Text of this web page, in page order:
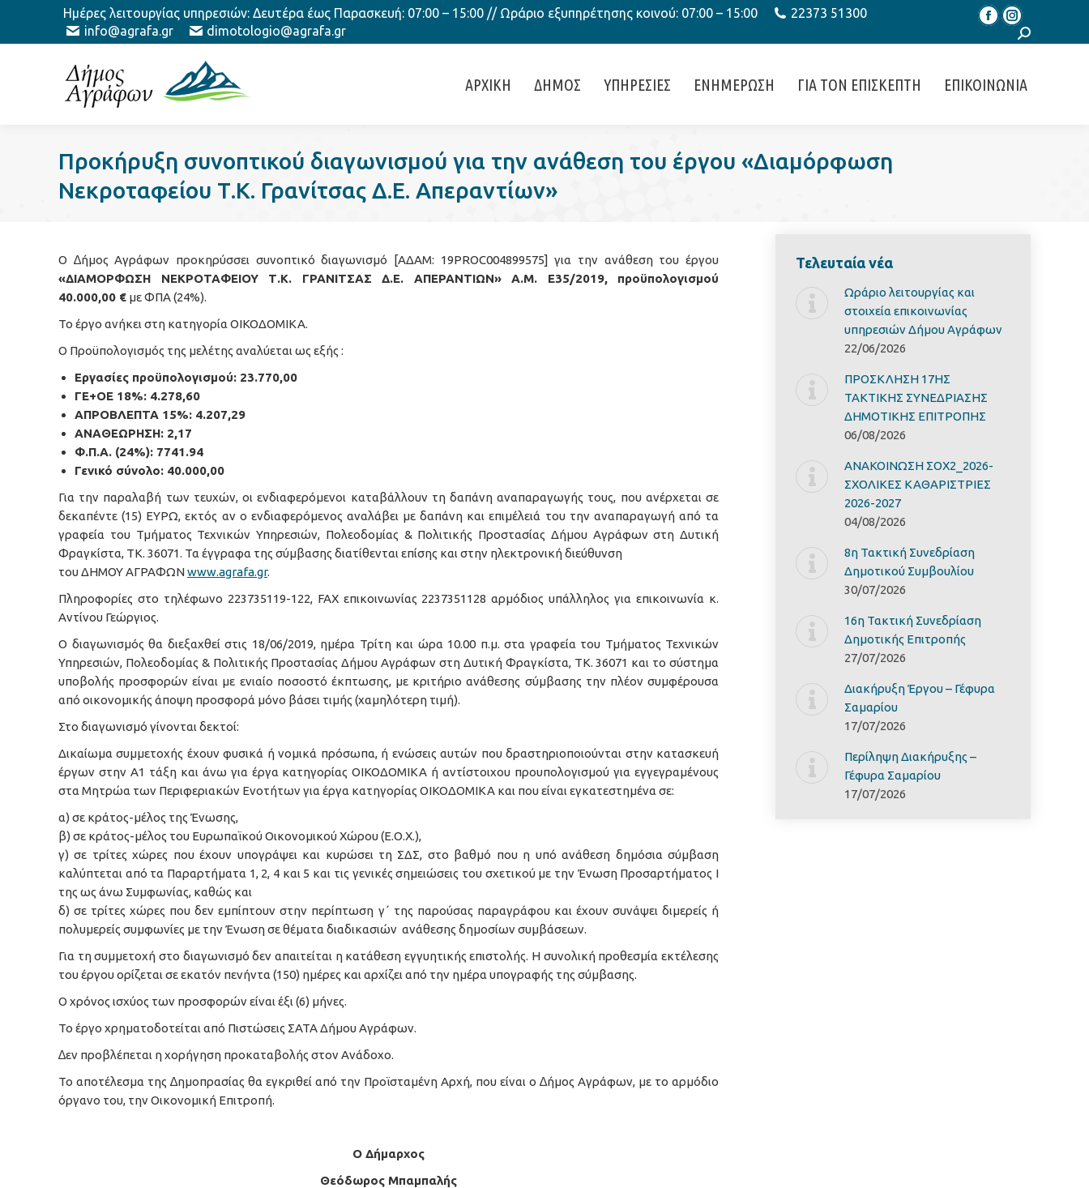
Ημέρες λειτουργίας υπηρεσιών: Δευτέρα έως Παρασκευή: 07:00 – 15:00 // Ωράριο εξυπηρέτησης κοινού: 07:00 – 15:00
22373 51300
info@agrafa.gr
dimotologio@agrafa.gr FacebookInstagram
Search:
ΑΡΧΙΚΗ ΔΗΜΟΣ ΥΠΗΡΕΣΙΕΣ ΕΝΗΜΕΡΩΣΗ ΓΙΑ ΤΟΝ ΕΠΙΣΚΕΠΤΗ ΕΠΙΚΟΙΝΩΝΙΑ
Προκήρυξη συνοπτικού διαγωνισμού για την ανάθεση του έργου «Διαμόρφωση
Νεκροταφείου Τ.Κ. Γρανίτσας Δ.Ε. Απεραντίων»
Ο ∆ήµος Αγράφων προκηρύσσει συνοπτικό διαγωνισµό [ΑΔΑΜ: 19PROC004899575] για την ανάθεση του έργου
«ΔΙΑΜΟΡΦΩΣΗ ΝΕΚΡΟΤΑΦΕΙΟΥ Τ.Κ. ΓΡΑΝΙΤΣΑΣ Δ.Ε. ΑΠΕΡΑΝΤΙΩΝ» Α.Μ. Ε35/2019, προϋπολογισµού
40.000,00 € µε ΦΠΑ (24%).
Το έργο ανήκει στη κατηγορία ΟΙΚΟΔΟΜΙΚΑ.
Ο Προϋπολογισµός της µελέτης αναλύεται ως εξής :
Εργασίες προϋπολογισμού: 23.770,00
ΓΕ+ΟΕ 18%: 4.278,60
ΑΠΡΟΒΛΕΠΤΑ 15%: 4.207,29
ΑΝΑΘΕΩΡΗΣΗ: 2,17
Φ.Π.Α. (24%): 7741.94
Γενικό σύνολο: 40.000,00
Για την παραλαβή των τευχών, οι ενδιαφερόμενοι καταβάλλουν τη δαπάνη αναπαραγωγής τους, που ανέρχεται σε
δεκαπέντε (15) ΕΥΡΩ, εκτός αν ο ενδιαφερόμενος αναλάβει με δαπάνη και επιμέλειά του την αναπαραγωγή από τα
γραφεία του Τμήματος Τεχνικών Υπηρεσιών, Πολεοδομίας & Πολιτικής Προστασίας Δήμου Αγράφων στη Δυτική
Φραγκίστα, ΤΚ. 36071. Τα έγγραφα της σύμβασης διατίθενται επίσης και στην ηλεκτρονική διεύθυνση
του ΔΗΜΟΥ ΑΓΡΑΦΩΝwww.agrafa.gr.
Πληροφορίες στο τηλέφωνο 223735119-122, FAX επικοινωνίας 2237351128 αρµόδιος υπάλληλος για επικοινωνία κ.
Αντίνου Γεώργιος.
Ο διαγωνισµός θα διεξαχθεί στις 18/06/2019, ηµέρα Τρίτη και ώρα 10.00 π.µ. στα γραφεία του Τμήματος Τεχνικών
Υπηρεσιών, Πολεοδομίας & Πολιτικής Προστασίας Δήμου Αγράφων στη Δυτική Φραγκίστα, ΤΚ. 36071 και το σύστηµα
υποβολής προσφορών είναι µε ενιαίο ποσοστό έκπτωσης, µε κριτήριο ανάθεσης σύµβασης την πλέον συµφέρουσα
από οικονοµικής άποψη προσφορά µόνο βάσει τιµής (χαµηλότερη τιµή).
Στο διαγωνισµό γίνονται δεκτοί:
Δικαίωμα συμμετοχής έχουν φυσικά ή νομικά πρόσωπα, ή ενώσεις αυτών που δραστηριοποιούνται στην κατασκευή
έργων στην Α1 τάξη και άνω για έργα κατηγορίας ΟΙΚΟΔΟΜΙΚΑ ή αντίστοιχου προυπολογισμού για εγγεγραμένους
στα Μητρώα των Περιφεριακών Ενοτήτων για έργα κατηγορίας ΟΙΚΟΔΟΜΙΚΑ και που είναι εγκατεστημένα σε:
α) σε κράτος-μέλος της Ένωσης,
β) σε κράτος-μέλος του Ευρωπαϊκού Οικονομικού Χώρου (Ε.Ο.Χ.),
γ) σε τρίτες χώρες που έχουν υπογράψει και κυρώσει τη ΣΔΣ, στο βαθμό που η υπό ανάθεση δημόσια σύμβαση
καλύπτεται από τα Παραρτήματα 1, 2, 4 και 5 και τις γενικές σημειώσεις του σχετικού με την Ένωση Προσαρτήματος I
της ως άνω Συμφωνίας, καθώς και
δ) σε τρίτες χώρες που δεν εμπίπτουν στην περίπτωση γ΄ της παρούσας παραγράφου και έχουν συνάψει διμερείς ή
πολυμερείς συμφωνίες με την Ένωση σε θέματα διαδικασιών ανάθεσης δημοσίων συμβάσεων.
Για τη συµµετοχή στο διαγωνισµό δεν απαιτείται η κατάθεση εγγυητικής επιστολής. Η συνολική προθεσµία εκτέλεσης
του έργου ορίζεται σε εκατόν πενήντα (150) ημέρες και αρχίζει από την ηµέρα υπογραφής της σύµβασης.
Ο χρόνος ισχύος των προσφορών είναι έξι (6) µήνες.
Το έργο χρηµατοδοτείται από Πιστώσεις ΣΑΤΑ Δήμου Αγράφων.
∆εν προβλέπεται η χορήγηση προκαταβολής στον Ανάδοχο.
Το αποτέλεσµα της ∆ηµοπρασίας θα εγκριθεί από την Προϊσταμένη Αρχή, που είναι ο ∆ήµος Αγράφων, µε το αρµόδιο
όργανο του, την Οικονοµική Επιτροπή.
O Δήμαρχος
Θεόδωρος Μπαμπαλής
Τελευταία νέα
Ωράριο λειτουργίας και
στοιχεία επικοινωνίας
υπηρεσιών Δήμου Αγράφων
22/06/2026
ΠΡΟΣΚΛΗΣΗ 17ΗΣ
ΤΑΚΤΙΚΗΣ ΣΥΝΕΔΡΙΑΣΗΣ
ΔΗΜΟΤΙΚΗΣ ΕΠΙΤΡΟΠΗΣ
06/08/2026
ΑΝΑΚΟΙΝΩΣΗ ΣΟΧ2_2026-
ΣΧΟΛΙΚΕΣ ΚΑΘΑΡΙΣΤΡΙΕΣ
2026-2027
04/08/2026
8η Τακτική Συνεδρίαση
Δημοτικού Συμβουλίου
30/07/2026
16η Τακτική Συνεδρίαση
Δημοτικής Επιτροπής
27/07/2026
Διακήρυξη Έργoυ – Γέφυρα
Σαμαρίoυ
17/07/2026
Περίληψη Διακήρυξης –
Γέφυρα Σαμαρίoυ
17/07/2026